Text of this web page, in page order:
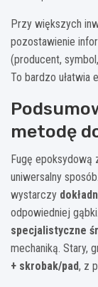
Przy większych
pozostawienie
(producent,
To bardzo ułatwia
metodę
Fugę epoksydową
uniwersalny
wystarczy
odpowiedniej
specjalistyczne
mechaniką. Stary,
+ skrobak/pad, z